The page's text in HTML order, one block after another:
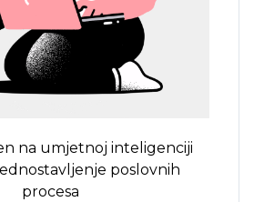
na umjetnoj inteligenciji
poslovnih
procesa